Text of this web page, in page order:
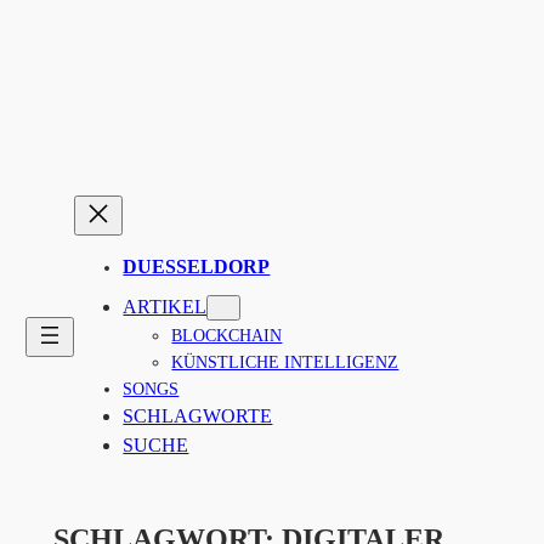
DUESSELDORP
ARTIKEL
BLOCKCHAIN
KÜNSTLICHE INTELLIGENZ
SONGS
SCHLAGWORTE
SUCHE